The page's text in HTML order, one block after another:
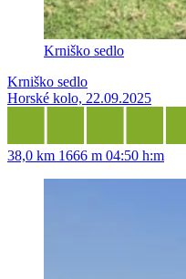
Krniško sedlo
Krniško sedlo
Horské kolo, 22.09.2025
38,0 km 1666 m 04:50 h:m